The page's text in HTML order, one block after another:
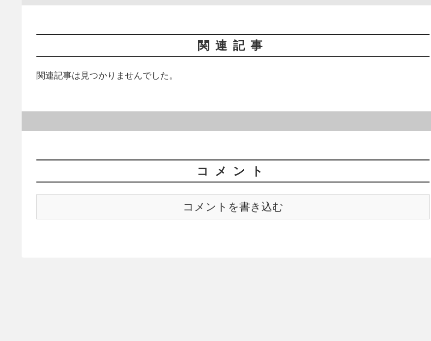
関連記事
関連記事は見つかりませんでした。
コメント
コメントを書き込む